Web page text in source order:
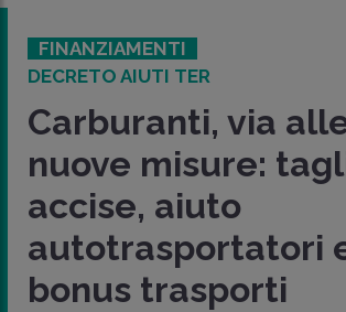
FINANZIAMENTI
DECRETO AIUTI TER
Carburanti, via
nuove misure:
accise, aiuto
autotrasportatori
bonus trasporti